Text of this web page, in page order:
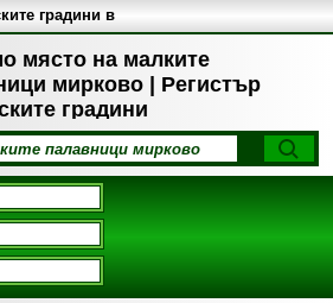
място на малките
мирково | Регистър
градини
градини в